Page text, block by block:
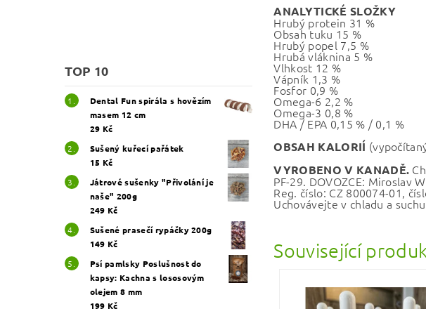
TOP 10
Dental Fun spirála s hovězím
masem 12 cm
29 Kč
Sušený kuřecí pařátek
15 Kč
Játrové sušenky "Přivolání je
naše" 200g
249 Kč
Sušené prasečí rypáčky 200g
149 Kč
Psí pamlsky Poslušnost do
kapsy: Kachna s lososovým
olejem 8 mm
199 Kč
ANALYTICKÉ SLOŽKY
Hrubý protein 31 %
Obsah tuku 15 %
Hrubý popel 7,5 %
Hrubá vláknina 5 %
Vlhkost 12 %
Vápník 1,3 %
Fosfor 0,9 %
Omega-6 2,2 %
Omega-3 0,8 %
DHA / EPA 0,15 % / 0,1 %
OBSAH KALORIÍ
VYROBENO V KANADĚ.
PF-29. DOVOZCE: Miroslav
Reg. číslo: CZ 800074-01,
Uchovávejte v chladu a
Související